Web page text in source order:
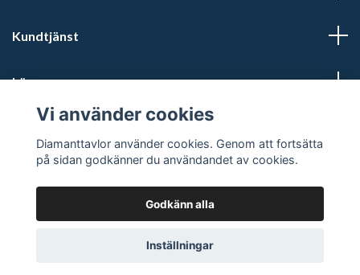
Kundtjänst
Läs mer
© 2026 Diamanttavlor
Vi använder cookies
Diamanttavlor använder cookies. Genom att fortsätta
på sidan godkänner du användandet av cookies.
Godkänn alla
Inställningar